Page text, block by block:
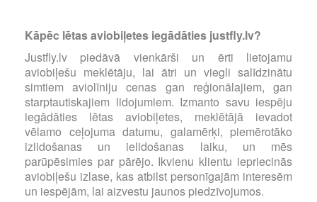
Kāpēc lētas aviobiļetes iegādāties justfly.lv?
Justfly.lv piedāvā vienkārši un ērti lietojamu
aviobiļešu meklētāju, lai ātri un viegli salīdzinātu
simtiem aviolīniju cenas gan reģionālajiem, gan
starptautiskajiem lidojumiem. Izmanto savu iespēju
iegādāties lētas aviobiļetes, meklētājā ievadot
vēlamo ceļojuma datumu, galamērķi, piemērotāko
izlidošanas un ielidošanas laiku, un mēs
parūpēsimies par pārējo. Ikvienu klientu iepriecinās
aviobiļešu izlase, kas atbilst personīgajām interesēm
un iespējām, lai aizvestu jaunos piedzīvojumos.